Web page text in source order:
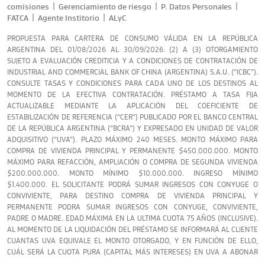
comisiones
Gerenciamiento de riesgo P. Datos Personales
FATCA Agente Institorio ALyC
PROPUESTA PARA CARTERA DE CONSUMO VÁLIDA EN LA REPÚBLICA
ARGENTINA DEL 01/08/2026 AL 30/09/2026. (2) A (3) OTORGAMIENTO
SUJETO A EVALUACIÓN CREDITICIA Y A CONDICIONES DE CONTRATACIÓN DE
INDUSTRIAL AND COMMERCIAL BANK OF CHINA (ARGENTINA) S.A.U. (“ICBC”).
CONSULTE TASAS Y CONDICIONES PARA CADA UNO DE LOS DESTINOS AL
MOMENTO DE LA EFECTIVA CONTRATACIÓN. PRÉSTAMO A TASA FIJA
ACTUALIZABLE MEDIANTE LA APLICACIÓN DEL COEFICIENTE DE
ESTABILIZACIÓN DE REFERENCIA (“CER”) PUBLICADO POR EL BANCO CENTRAL
DE LA REPÚBLICA ARGENTINA (“BCRA”) Y EXPRESADO EN UNIDAD DE VALOR
ADQUISITIVO (“UVA”). PLAZO MÁXIMO 240 MESES. MONTO MÁXIMO PARA
COMPRA DE VIVIENDA PRINCIPAL Y PERMANENTE $450.000.000. MONTO
MÁXIMO PARA REFACCIÓN, AMPLIACIÓN O COMPRA DE SEGUNDA VIVIENDA
$200.000.000. MONTO MÍNIMO $10.000.000. INGRESO MÍNIMO
$1.400.000. EL SOLICITANTE PODRÁ SUMAR INGRESOS CON CONYUGE O
CONVIVIENTE, PARA DESTINO COMPRA DE VIVIENDA PRINCIPAL Y
PERMANENTE PODRA SUMAR INGRESOS CON CONYUGE, CONVIVIENTE,
PADRE O MADRE. EDAD MÁXIMA EN LA ULTIMA CUOTA 75 AÑOS (INCLUSIVE).
AL MOMENTO DE LA LIQUIDACIÓN DEL PRÉSTAMO SE INFORMARÁ AL CLIENTE
CUANTAS UVA EQUIVALE EL MONTO OTORGADO, Y EN FUNCIÓN DE ELLO,
CUÁL SERÁ LA CUOTA PURA (CAPITAL MÁS INTERESES) EN UVA A ABONAR